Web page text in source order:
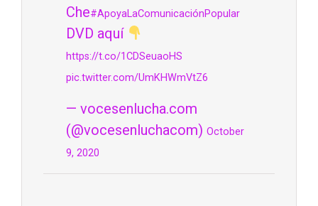
Che#ApoyaLaComunicaciónPopular
DVD aquí
https://t.co/1CDSeuaoHS
pic.twitter.com/UmKHWmVtZ6
— vocesenlucha.com
(@vocesenluchacom) October
9, 2020